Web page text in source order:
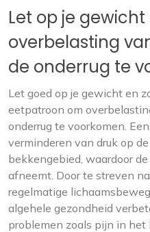
Let op je
overbelasting
de onderrug te
Let goed op je gewicht en
eetpatroon om
onderrug te voorkomen.
verminderen van druk op
bekkengebied, waardoor
afneemt. Door te streven
regelmatige
algehele gezondheid
problemen zoals pijn in het